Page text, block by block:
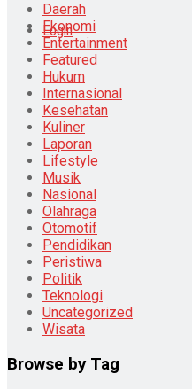
Login
Daerah
Ekonomi
Entertainment
Featured
Hukum
Internasional
Kesehatan
Kuliner
Laporan
Lifestyle
Musik
Nasional
Olahraga
Otomotif
Pendidikan
Peristiwa
Politik
Teknologi
Uncategorized
Wisata
Browse by Tag